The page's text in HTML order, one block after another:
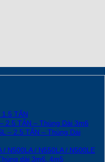
1.5 TẤN
2.5 TẤN – Thùng Dài 3m6
– 2.5 TẤN – Thùng Dài
/ N500LA / N550LA / N500LE
dài 3m6, 4m5